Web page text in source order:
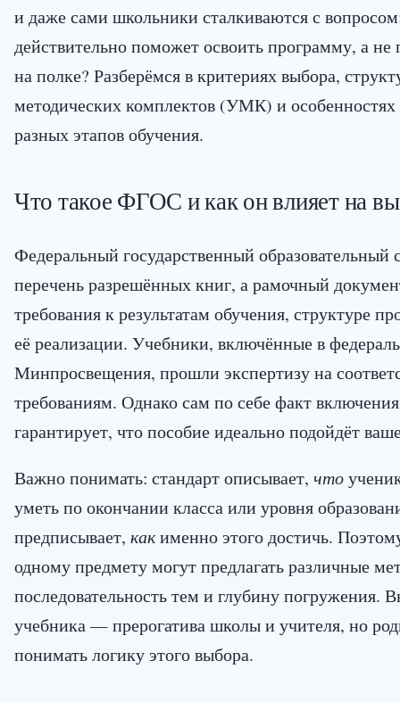
и даже сами школьники сталкиваются с
действительно поможет освоить программу, а не
на полке? Разберёмся в критериях выбора,
методических комплектов (УМК) и особенностях
разных этапов обучения.
Что такое ФГОС и как он влияет на
Федеральный государственный образовательный
перечень разрешённых книг, а рамочный
требования к результатам обучения, структуре
её реализации. Учебники, включённые в
Минпросвещения, прошли экспертизу на
требованиям. Однако сам по себе факт
гарантирует, что пособие идеально подойдёт
Важно понимать: стандарт описывает, что
уметь по окончании класса или уровня
предписывает, какименно этого достичь.
одному предмету могут предлагать различные
последовательность тем и глубину погружения.
учебника — прерогатива школы и учителя, но
понимать логику этого выбора.